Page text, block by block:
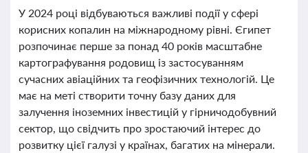
У 2024 році відбуваються важливі події у сфері
корисних копалин на міжнародному рівні. Єгипет
розпочинає перше за понад 40 років масштабне
картографування родовищ із застосуванням
сучасних авіаційних та геофізичних технологій. Це
має на меті створити точну базу даних для
залучення іноземних інвестицій у гірничодобувний
сектор, що свідчить про зростаючий інтерес до
розвитку цієї галузі у країнах, багатих на мінерали.